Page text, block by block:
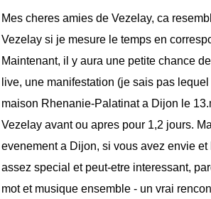
Mes cheres amies de Vezelay, ca
Vezelay si je mesure le temps en
Maintenant, il y aura une petite chance
live, une manifestation (je sais pas
maison Rhenanie-Palatinat a Dijon le
Vezelay avant ou apres pour 1,2 jours.
evenement a Dijon, si vous avez envie
assez special et peut-etre interessant,
mot et musique ensemble - un vrai